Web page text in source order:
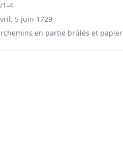
1-4
5 juin 1729
en partie brûlés et papier